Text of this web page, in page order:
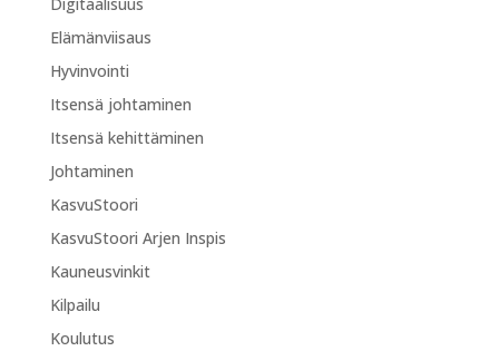
Digitaalisuus
Elämänviisaus
Hyvinvointi
Itsensä johtaminen
Itsensä kehittäminen
Johtaminen
KasvuStoori
KasvuStoori Arjen Inspis
Kauneusvinkit
Kilpailu
Koulutus